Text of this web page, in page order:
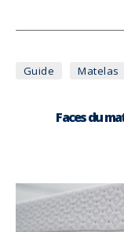
Guide Matelas
Faces du